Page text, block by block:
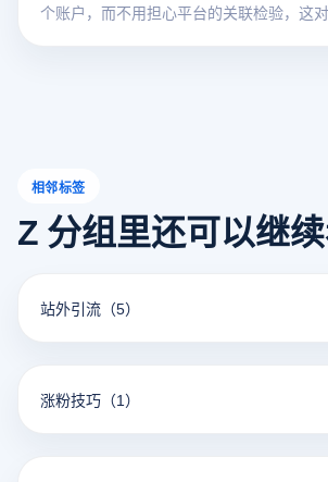
个账户，而不用担心平台的关联检验，这
相邻标签
Z 分组里还可以继
站外引流 （5）
涨粉技巧 （1）